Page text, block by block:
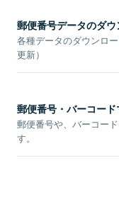
郵便番号データのダウ
各種データのダウンロ
更新）
郵便番号・バーコー
郵便番号や、バーコー
す。